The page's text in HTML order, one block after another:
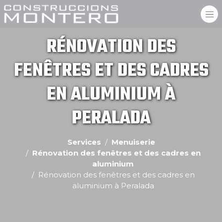
RÉNOVATION DES
FENÊTRES ET DES CADRES
EN ALUMINIUM À
PERALADA
Services
Menuiserie
Rénovation des fenêtres et des cadres en
aluminium
Rénovation des fenêtres et des cadres en
aluminium à Peralada